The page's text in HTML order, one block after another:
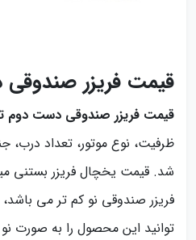
قیمت فریزر
قیمت فریزر صندوقی دست دوم
ظرفیت، نوع موتور، تعداد
شد. قیمت یخچال فریزر بستنی
فریزر صندوقی نو کم تر می
توانید این محصول را به صورت